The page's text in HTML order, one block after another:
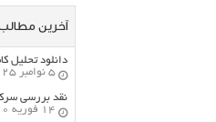
آخرین
دانلود تحلیل
5 نوامبر 2025
نقد بررسی
14 فوریه 2020